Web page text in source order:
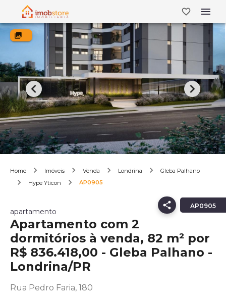
Home Imóveis Venda Londrina
Gleba Palhano
Hype Yticon
AP0905
AP0905
apartamento
Apartamento com 2
dormitórios à venda, 82 m² por
R$ 836.418,00 - Gleba Palhano -
Londrina/PR
Rua Pedro Faria, 180